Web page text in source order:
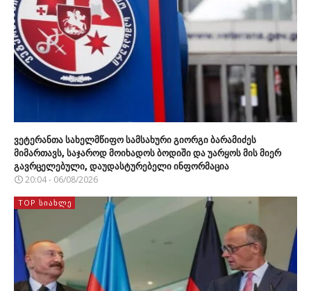
ვეტერანთა სახელმწიფო სამსახური გიორგი ბარამიძეს
მიმართავს, საჯაროდ მოიხადოს ბოდიში და უარყოს მის მიერ
გავრცელებული, დაუდასტურებელი ინფორმაცია
20:04 - 06/08/2026
TOP ᲡᲘᲐᲮᲚᲔ